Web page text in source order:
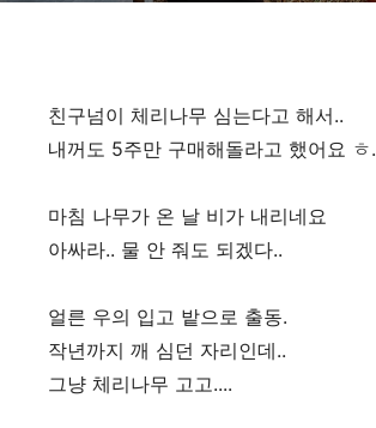
친구넘이 체리나무 심는다고 해서..
내꺼도 5주만 구매해돌라고 했어요 ㅎ.
마침 나무가 온 날 비가 내리네요
아싸라.. 물 안 줘도 되겠다..
얼른 우의 입고 밭으로 출동.
작년까지 깨 심던 자리인데..
그냥 체리나무 고고....